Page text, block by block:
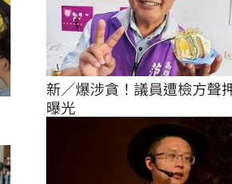
新／爆涉貪！議員遭檢方聲
曝光